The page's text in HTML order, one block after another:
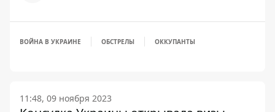
ВОЙНА В УКРАИНЕ ОБСТРЕЛЫ ОККУПАНТЫ
11:48, 09 ноября 2023